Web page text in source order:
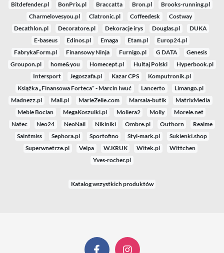
Bitdefender.pl
BonPrix.pl Braccatta Bron.pl
Brooks-running.pl
Charmelovesyou.pl
Clatronic.pl Coffeedesk
Costway
Decathlon.pl
Decoratore.pl Dekoracje irys Douglas.pl
DUKA
E-baseus
Edinos.pl Emaga Etam.pl
Europ24.pl
FabrykaForm.pl
Finansowy Ninja Furnigo.pl G DATA
Genesis
Groupon.pl
home&you Homecept.pl Hultaj Polski
Hyperbook.pl
Intersport
Jegoszafa.pl Kazar CPS
Komputronik.pl
Książka „Finansowa Forteca” - Marcin Iwuć
Lancerto
Limango.pl
Madnezz.pl
Mall.pl MarieZelie.com Marsala-butik
MatrixMedia
Meble Bocian
MegaKoszulki.pl Moliera2 Molly
Morele.net
Natec
Neo24 NeoNail Nikiniki Ombre.pl Outhorn
Realme
Saintmiss
Sephora.pl Sportofino Styl-mark.pl
Sukienki.shop
Superwnetrze.pl
Velpa W.KRUK Witek.pl
Wittchen
Yves-rocher.pl
Katalog wszystkich produktów